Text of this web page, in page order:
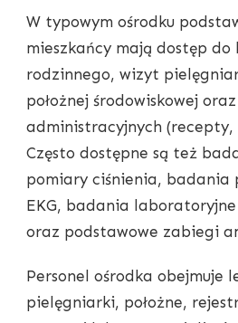
W typowym ośrodku
mieszkańcy mają dostęp
rodzinnego, wizyt
położnej środowiskowej
administracyjnych (recepty,
Często dostępne są też
pomiary ciśnienia, badania
EKG, badania
oraz podstawowe zabiegi
Personel ośrodka obejmuje
pielęgniarki, położne,